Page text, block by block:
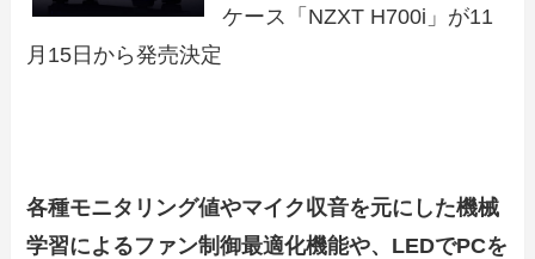
ケース「NZXT H700i」が11
月15日から発売決定
各種モニタリング値やマイク収音を元にした機械
学習によるファン制御最適化機能や、LEDでPCを